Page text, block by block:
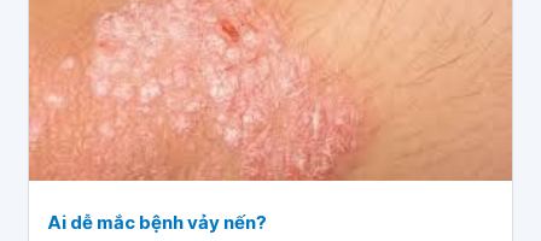
Ai dễ mắc bệnh vảy nến?